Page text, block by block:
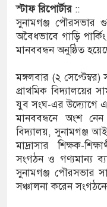
মাধ্যমিকেই
রফিকুল ইসলামের
দিবস
সংকট চুলা জ্বলে না, পাম্পে
নিয়েছে দালাল চক্র
সম্প্রসারিত
চালানোর মুরোদ
স্টাফ রিপোর্টার::
সুনামগঞ্জ পৌরসভার
অবৈধভাবে গাড়ি
মানববন্ধন অনুষ্ঠিত
মঙ্গলবার (২
প্রাথমিক বিদ্যালয়ের
যুব সংঘ-এর উদ্যোগে এ
মানববন্ধনে অংশ
বিদ্যালয়, সুনামগঞ্জ
মাদ্রাসার শিক্ষক-
সংগঠন ও গণ্যমান্য
সুনামগঞ্জ পৌরসভার
সঞ্চালনা করেন